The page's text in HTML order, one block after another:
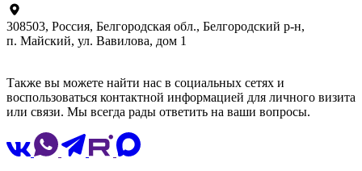
308503, Россия, Белгородская обл., Белгородский р‑н,
п. Майский, ул. Вавилова, дом 1
Также вы можете найти нас в социальных сетях и
воспользоваться контактной информацией для личного визита
или связи. Мы всегда рады ответить на ваши вопросы.